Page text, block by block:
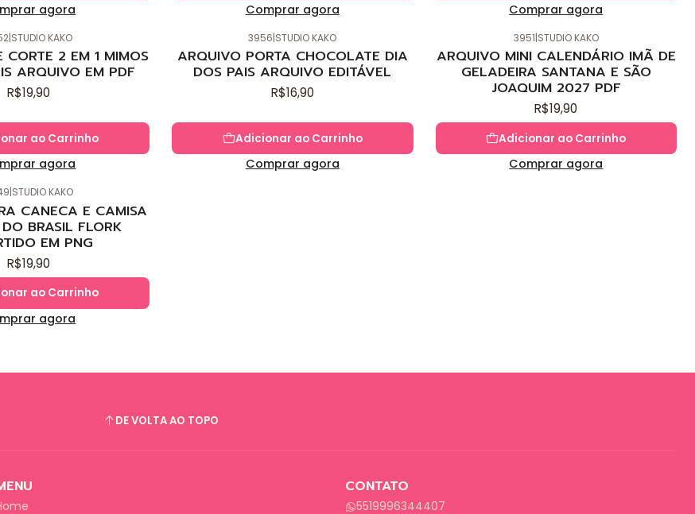
agora Comprar agora Comprar agora
|STUDIO KAKO
CORTE 2 EM 1 MIMOS
ARQUIVO EM PDF
R$19,90
ao Carrinho
agora
3956|STUDIO KAKO
ARQUIVO PORTA CHOCOLATE DIA
DOS PAIS ARQUIVO EDITÁVEL
R$16,90
Adicionar ao Carrinho
Comprar agora
3951|STUDIO KAKO
ARQUIVO MINI CALENDÁRIO IMÃ DE
GELADEIRA SANTANA E SÃO
JOAQUIM 2027 PDF
R$19,90
Adicionar ao Carrinho
Comprar agora
|STUDIO KAKO
CANECA E CAMISA
BRASIL FLORK
EM PNG
R$19,90
ao Carrinho
agora
DE VOLTA AO TOPO
CONTATO
5519996344407